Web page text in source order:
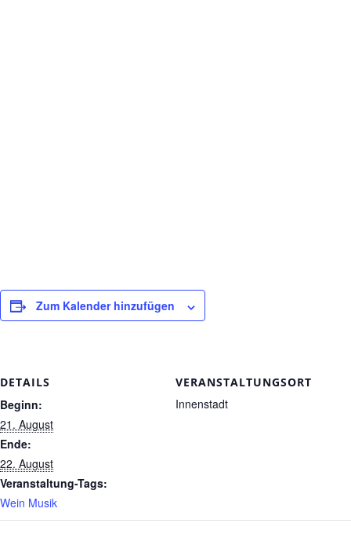
Zum Kalender hinzufügen
DETAILS
Beginn:
21. August
Ende:
22. August
Veranstaltung-Tags:
Wein Musik
VERANSTALTUNGSORT
Innenstadt